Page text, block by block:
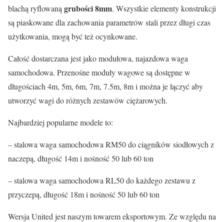
blachą ryflowaną grubości 8mm. Wszystkie elementy konstrukcji
są piaskowane dla zachowania parametrów stali przez długi czas
użytkowania, mogą być też ocynkowane.
Całość dostarczana jest jako modułowa, najazdowa waga
samochodowa. Przenośne moduły wagowe są dostępne w
długościach 4m, 5m, 6m, 7m, 7.5m, 8m i można je łączyć aby
utworzyć wagi do różnych zestawów ciężarowych.
Najbardziej popularne modele to:
– stalowa waga samochodowa RM50 do ciągników siodłowych z
naczepą, długość 14m i nośność 50 lub 60 ton
– stalowa waga samochodowa RL50 do każdego zestawu z
przyczepą, długość 18m i nośność 50 lub 60 ton
Wersja United jest naszym towarem eksportowym. Ze względu na